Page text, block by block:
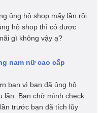
ủng hộ shop mấy lần rồi.
hộ shop thì có được
gì không vậy ạ?
nam nữ cao cấp
bạn vì bạn đã ủng hộ
lần. Bạn chờ mình check
trước bạn đã tích lũy